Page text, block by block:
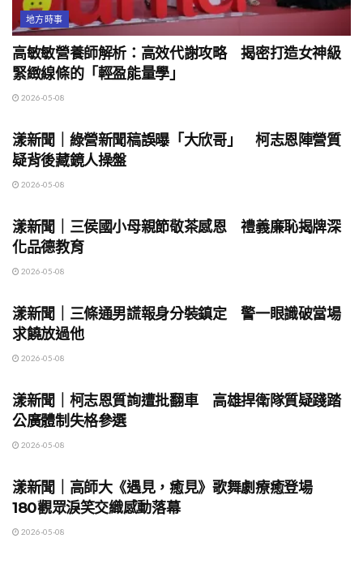
地方時事
高敏敏營養師解析：高效代謝攻略 揭密打造女神級
緊緻線條的「輕盈能量學」
2026-05-08
漾新聞｜綠營新聞稿誤曝「大欣哥」 柯志恩陣營質
疑背後藏鏡人操盤
2026-05-08
漾新聞｜三侯國小母親節敬茶感恩 禮義廉恥揭牌深
化品德教育
2026-05-08
漾新聞｜三條通男謊報身分裝鎮定 警一眼識破當場
求饒放過他
2026-05-08
漾新聞｜柯志恩質詢遭批翻車 高雄捍衛隊質疑踐踏
公廣體制失格參選
2026-05-08
漾新聞｜高師大《遇見，癒見》歌舞劇療癒登場
180觀眾淚笑交織感動落幕
2026-05-08